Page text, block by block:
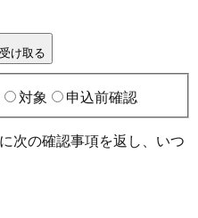
受け取る
対象 申込前確認
次の確認事項を返し、いつ